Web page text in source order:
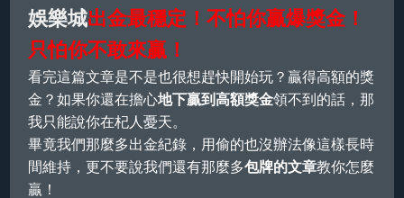
娛樂城出金最穩定！不怕你贏爆獎金！
只怕你不敢來贏！
看完這篇文章是不是也很想趕快開始玩？贏得高額的獎
金？如果你還在擔心地下贏到高額獎金領不到的話，那
我只能說你在杞人憂天。
畢竟我們那麼多出金紀錄，用偷的也沒辦法像這樣長時
間維持，更不要說我們還有那麼多包牌的文章教你怎麼
贏！